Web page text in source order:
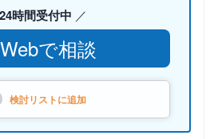
24時間受付中
Webで相談
検討リストに追加